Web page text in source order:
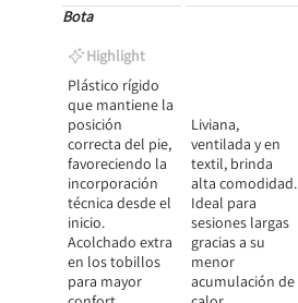
Bota
Highlight
Plástico rígido
que mantiene la
posición
correcta del pie,
favoreciendo la
incorporación
técnica desde el
inicio.
Acolchado extra
en los tobillos
para mayor
Liviana,
ventilada y en
textil, brinda
alta comodidad.
Ideal para
sesiones largas
gracias a su
menor
acumulación de